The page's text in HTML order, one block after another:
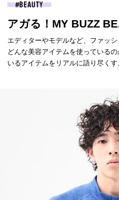
BEAUTY
アガる！MY BUZZ
エディターやモデルなど、ファッ
どんな美容アイテムを使っている
いるアイテムをリアルに語り尽くす